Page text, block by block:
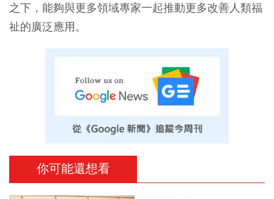
之下，能夠與更多領域專家一起推動更多改善人類福
祉的廣泛應用。
你可能還想看